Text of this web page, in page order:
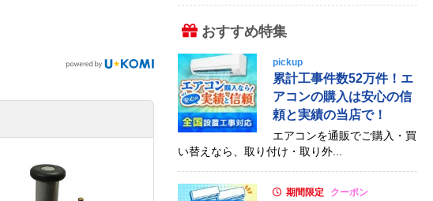
おすすめ特集
pickup
累計工事件数52万件！エ
アコンの購入は安心の信
頼と実績の当店で！
エアコンを通販でご購入・買
い替えなら、取り付け・取り外...
期間限定 クーポン